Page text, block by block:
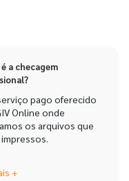
não está
Profissional
seja
a checagem
pago oferecido
Online onde
os arquivos que
verificam
+